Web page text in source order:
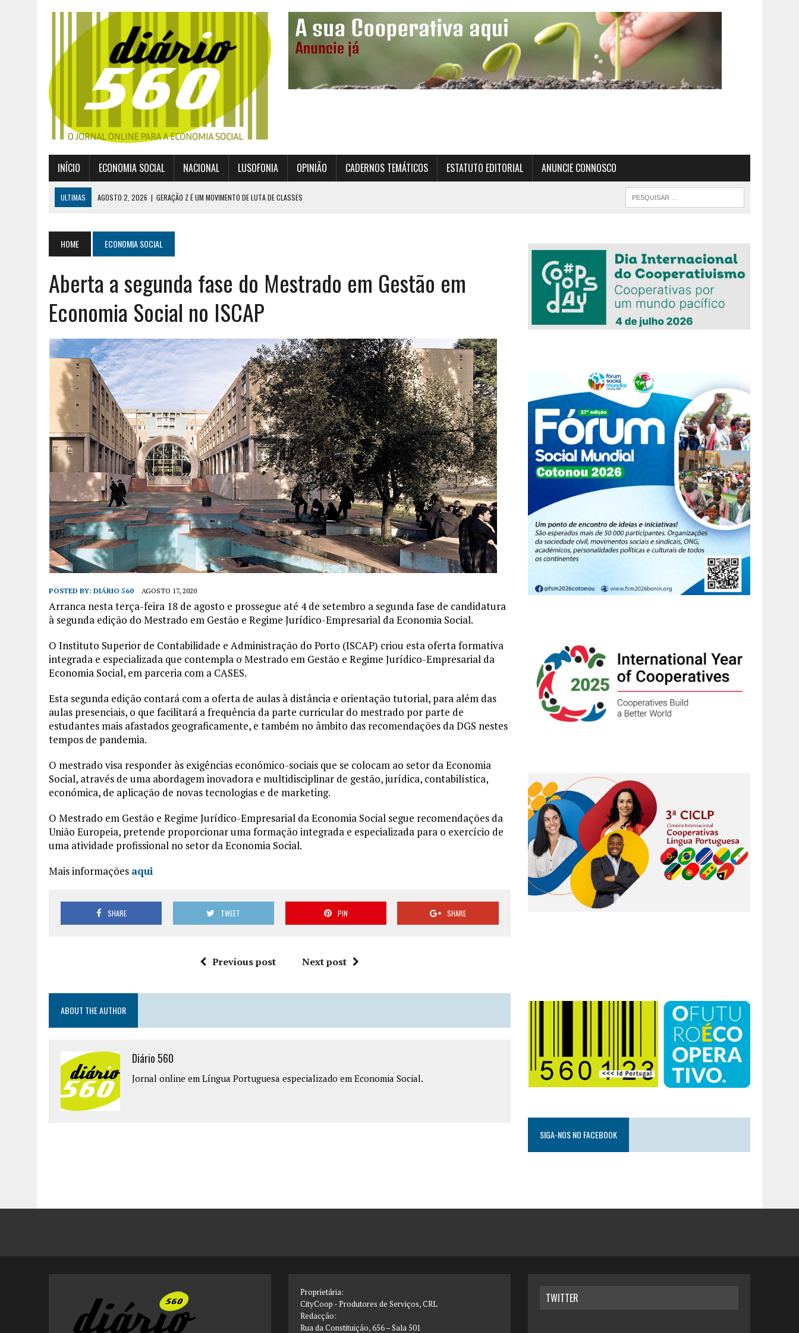
INÍCIO ECONOMIA SOCIAL NACIONAL LUSOFONIA OPINIÃO CADERNOS TEMÁTICOS ESTATUTO EDITORIAL ANUNCIE CONNOSCO
ULTIMAS AGOSTO 2, 2026 | GERAÇÃO Z É UM MOVIMENTO DE LUTA DE CLASSES
JULHO 26, 2026 | UM MARCO QUE REDEFINE O COOPERATIVISMO GLOBAL
AGOSTO 6, 2026
HOME ECONOMIA SOCIAL
Aberta a segunda fase do Mestrado em Gestão em
Economia Social no ISCAP
POSTED BY: DIÁRIO 560 AGOSTO 17, 2020
Arranca nesta terça-feira 18 de agosto e prossegue até 4 de setembro a segunda fase de candidatura
à segunda edição do Mestrado em Gestão e Regime Jurídico-Empresarial da Economia Social.
O Instituto Superior de Contabilidade e Administração do Porto (ISCAP) criou esta oferta formativa
integrada e especializada que contempla o Mestrado em Gestão e Regime Jurídico-Empresarial da
Economia Social, em parceria com a CASES.
Esta segunda edição contará com a oferta de aulas à distância e orientação tutorial, para além das
aulas presenciais, o que facilitará a frequência da parte curricular do mestrado por parte de
estudantes mais afastados geograficamente, e também no âmbito das recomendações da DGS nestes
tempos de pandemia.
O mestrado visa responder às exigências económico-sociais que se colocam ao setor da Economia
Social, através de uma abordagem inovadora e multidisciplinar de gestão, jurídica, contabilística,
económica, de aplicação de novas tecnologias e de marketing.
O Mestrado em Gestão e Regime Jurídico-Empresarial da Economia Social segue recomendações da
União Europeia, pretende proporcionar uma formação integrada e especializada para o exercício de
uma atividade profissional no setor da Economia Social.
Mais informações aqui
SHARE TWEET PIN SHARE
Previous post Next post
ABOUT THE AUTHOR
Diário 560
Jornal online em Língua Portuguesa especializado em Economia Social.
SIGA-NOS NO FACEBOOK
Proprietária:
CityCoop - Produtores de Serviços, CRL
Redacção:
Rua da Constituição, 656 – Sala 501
TWITTER